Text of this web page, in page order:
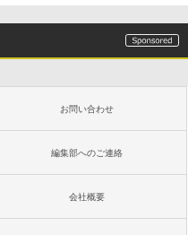
お問い合わせ
編集部へのご連絡
会社概要